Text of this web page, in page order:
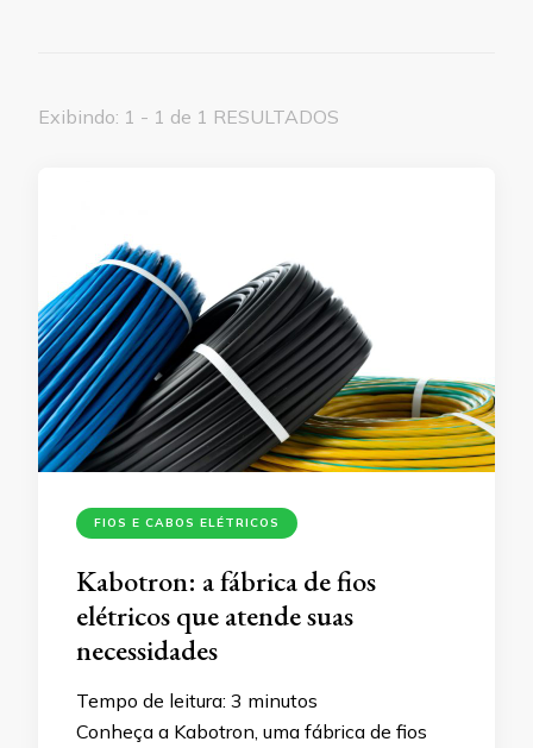
Exibindo: 1 - 1 de 1 RESULTADOS
FIOS E CABOS ELÉTRICOS
Kabotron: a fábrica de fios
elétricos que atende suas
necessidades
Tempo de leitura: 3 minutos
Conheça a Kabotron, uma fábrica de fios